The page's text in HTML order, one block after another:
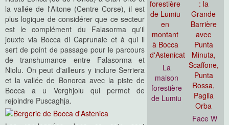
La
maison
forestière
de Lumiu
Face W
la vallée de l'Aitone (Centre Corse), il est
plus logique de considérer que ce secteur
est le complément du Falasorma qu'il
jouxte via Bocca di Caprunale et à qui il
sert de point de passage pour le parcours
de transhumance entre Falasorma et
Niolu. On peut d'ailleurs y inclure Serriera
et la vallée de Bonorca avec la piste de
Bocca a u Verghjolu qui permet de
rejoindre Puscaghja.